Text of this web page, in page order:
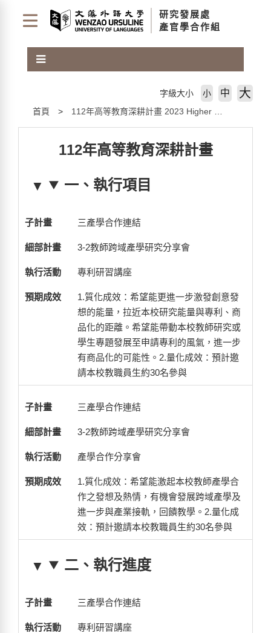
首頁
字級大小 小 中 大
112年高等教育深耕計畫
一、執行項目
三產學合作連結
3-2教師跨域產學研究分享會
專利研習講座
1.質化成效：希望能更進一步激發創意發
想的能量，拉近本校研究能量與專利、商
品化的距離。希望能帶動本校教師研究或
學生專題發展至申請專利的風氣，進一步
有商品化的可能性。2.量化成效：預計邀
請本校教職員生約30名參與
三產學合作連結
3-2教師跨域產學研究分享會
產學合作分享會
1.質化成效：希望能激起本校教師產學合
作之發想及熱情，有機會發展跨域產學及
進一步與產業接軌，回饋教學。2.量化成
效：預計邀請本校教職員生約30名參與
二、執行進度
三產學合作連結
專利研習講座
研究發展處
產官學合作組